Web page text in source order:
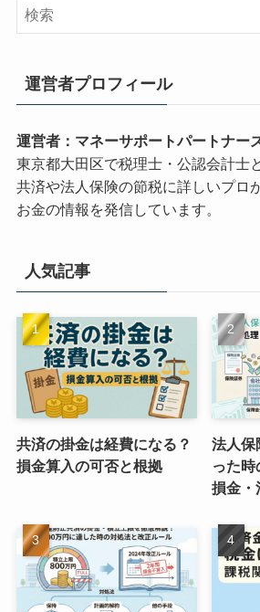
運営者プロフィール
運営者：マネーサポートパートナー
東京都大田区で税理士・公認会計士
共済や法人保険の節税に詳しいプロ
お金の情報を発信しています。
人気記事
共済の掛金は経費になる？
損金算入の可否と根拠
法人保
った時
損金・